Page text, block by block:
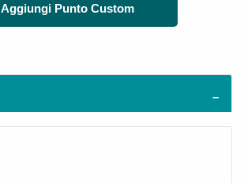
Aggiungi Punto Custom